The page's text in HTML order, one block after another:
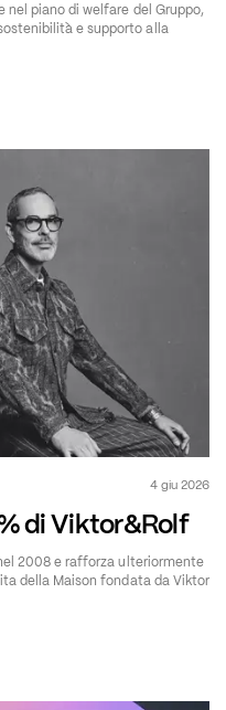
piano di welfare del Gruppo,
e supporto alla
4 giu 2026
di Viktor&Rolf
2008 e rafforza ulteriormente
della Maison fondata da Viktor